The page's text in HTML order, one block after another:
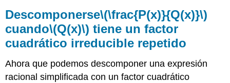
Descomponerse\(\frac{P(x)}{Q(x)}\)
cuando\(Q(x)\) tiene un factor
cuadrático irreducible repetido
Ahora que podemos descomponer una expresión
racional simplificada con un factor cuadrático